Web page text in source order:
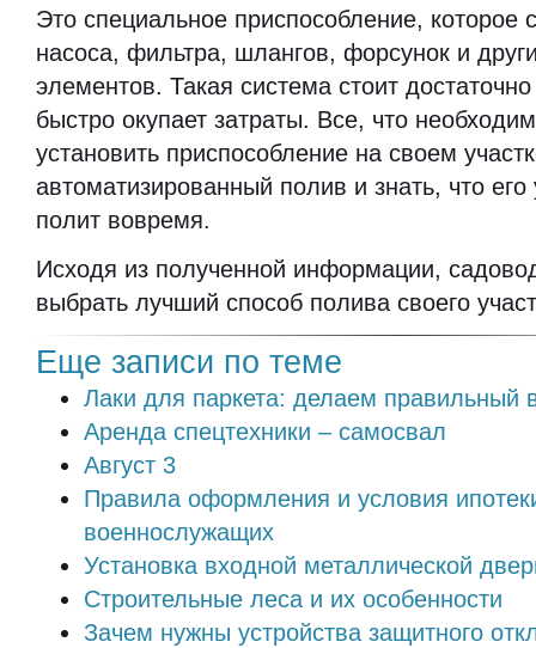
Это специальное приспособление, которое
насоса, фильтра, шлангов, форсунок и
элементов. Такая система стоит
быстро окупает затраты. Все, что
установить приспособление на своем
автоматизированный полив и знать, что его
полит вовремя.
Исходя из полученной информации,
выбрать лучший способ полива своего
Еще записи по теме
Лаки для паркета: делаем правильный
Аренда спецтехники – самосвал
Август 3
Правила оформления и условия
военнослужащих
Установка входной металлической
Строительные леса и их особенности
Зачем нужны устройства защитного